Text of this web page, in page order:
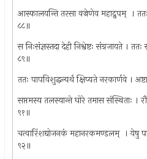
आस्फालयन्ति तरसा वज्रेणेव महाद्रुपम् ‍ । ततः
८८॥
स निःसंज्ञस्तदा देही निश्वेष्टः संग्रजायते ।
८९॥
ततः पापविशुद्धन्यर्थं क्षिप्यते नरकार्णवे ।
सप्तमस्य तलस्यान्ते घोरे तमास संस्थिताः ।
९१॥
चत्वारिंशद्योजनकं महानरकमण्डलम् ‍ । येषु
९२॥